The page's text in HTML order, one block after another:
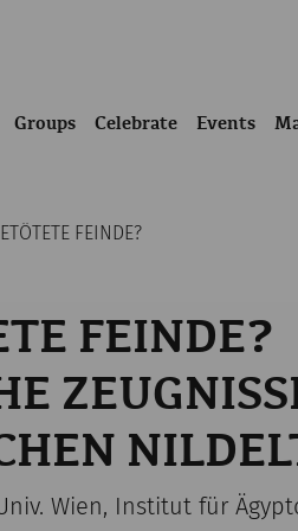
Groups Celebrate Events
FEINDE?
FEINDE?
Wien, Institut für